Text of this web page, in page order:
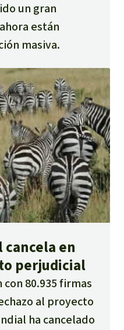
un gran
están
masiva.
cancela en
perjudicial
con 80.935 firmas
al proyecto
ha cancelado